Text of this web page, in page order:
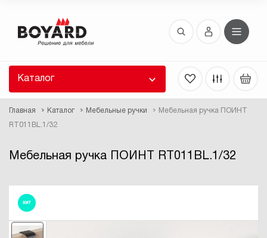
Каталог
Главная Каталог Мебельные ручки Мебельная ручка ПОИНТ
RT011BL.1/32
Мебельная ручка ПОИНТ RT011BL.1/32
ХИТ
Восстановление пароля
высланы вам по E-Mail.
ссылку для восстановления